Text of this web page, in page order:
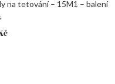
na tetování – 15M1 – balení